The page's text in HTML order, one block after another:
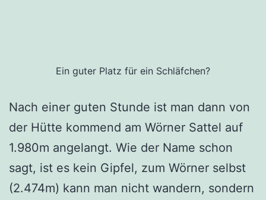
Ein guter Platz für ein Schläfchen?
Nach einer guten Stunde ist man dann von
der Hütte kommend am Wörner Sattel auf
1.980m angelangt. Wie der Name schon
sagt, ist es kein Gipfel, zum Wörner selbst
(2.474m) kann man nicht wandern, sondern